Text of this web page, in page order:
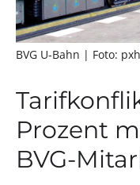
BVG U-Bahn | Foto:
Prozent
BVG-